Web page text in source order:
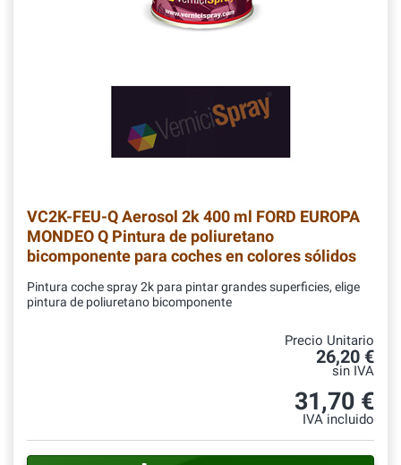
VC2K-FEU-QAerosol 2k 400 ml FORD EUROPA
MONDEO Q Pintura de poliuretano
bicomponente para coches en colores sólidos
Pintura coche spray 2k para pintar grandes superficies, elige
pintura de poliuretano bicomponente
Precio Unitario
26,20 €
sin IVA
31,70 €
IVA incluido